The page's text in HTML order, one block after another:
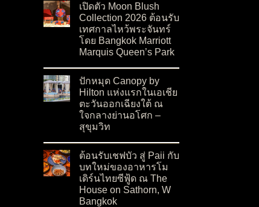
เปิดตัว Moon Blush
Collection 2026 ต้อนรับ
เทศกาลไหว้พระจันทร์
โดย Bangkok Marriott
Marquis Queen’s Park
ปักหมุด Canopy by
Hilton แห่งแรกในเอเชีย
ตะวันออกเฉียงใต้ ณ
ใจกลางย่านอโศก –
สุขุมวิท
ต้อนรับเชฟบัว สู่ Paii กับ
บทใหม่ของอาหารโม
เดิร์นไทยซีฟู้ด ณ The
House on Sathorn, W
Bangkok